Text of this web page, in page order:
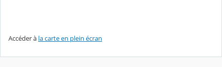
Accéder à la carte en plein écran